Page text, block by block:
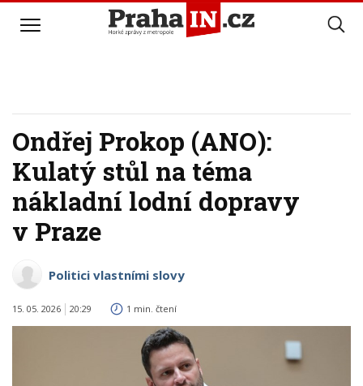
Ondřej Prokop (ANO):
Kulatý stůl na téma
nákladní lodní dopravy
v Praze
Politici vlastními slovy
15. 05. 2026 20:29 1 min. čtení